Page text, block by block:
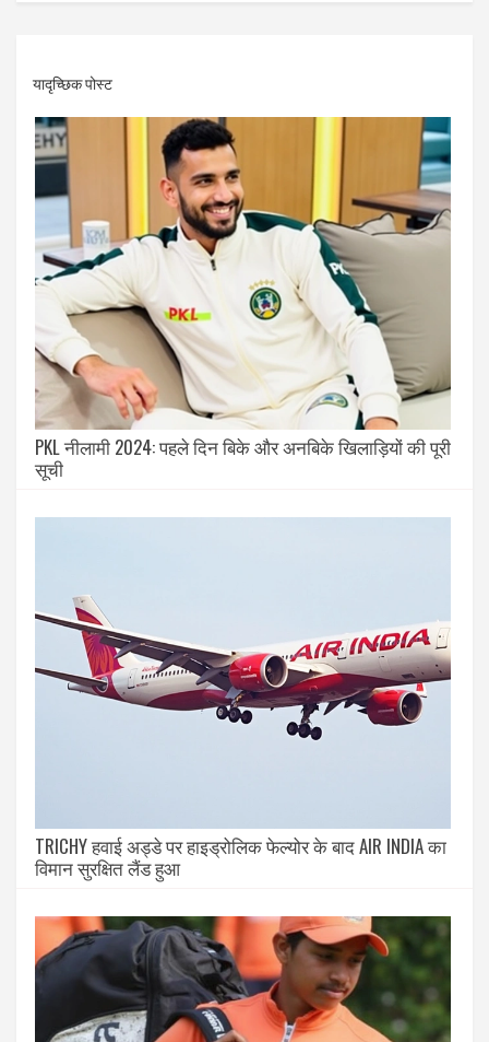
यादृच्छिक पोस्ट
PKL नीलामी 2024: पहले दिन बिके और अनबिके खिलाड़ियों की पूरी
सूची
TRICHY हवाई अड्डे पर हाइड्रोलिक फेल्योर के बाद AIR INDIA का
विमान सुरक्षित लैंड हुआ